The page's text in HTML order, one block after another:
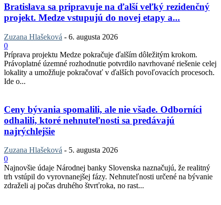
Bratislava sa pripravuje na ďalší veľký rezidenčný
projekt. Medze vstupujú do novej etapy a...
Zuzana Hlašeková - 6. augusta 2026
0
Príprava projektu Medze pokračuje ďalším dôležitým krokom.
Právoplatné územné rozhodnutie potvrdilo navrhované riešenie celej
lokality a umožňuje pokračovať v ďalších povoľovacích procesoch.
Ide o...
Ceny bývania spomalili, ale nie všade. Odborníci
odhalili, ktoré nehnuteľnosti sa predávajú
najrýchlejšie
Zuzana Hlašeková - 5. augusta 2026
0
Najnovšie údaje Národnej banky Slovenska naznačujú, že realitný
trh vstúpil do vyrovnanejšej fázy. Nehnuteľnosti určené na bývanie
zdraželi aj počas druhého štvrťroka, no rast...